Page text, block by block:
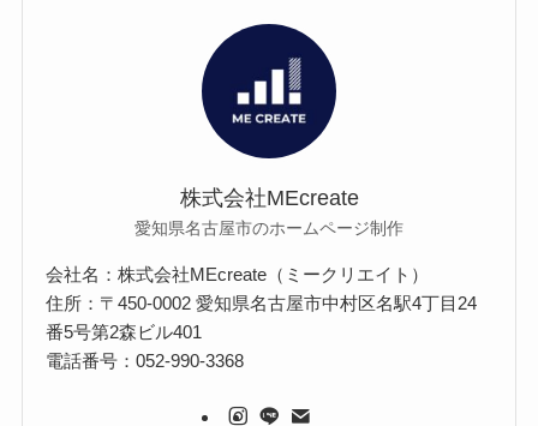
株式会社MEcreate
愛知県名古屋市のホームページ制作
会社名：株式会社MEcreate（ミークリエイト）
住所：〒450-0002 愛知県名古屋市中村区名駅4丁目24
番5号第2森ビル401
電話番号：052-990-3368